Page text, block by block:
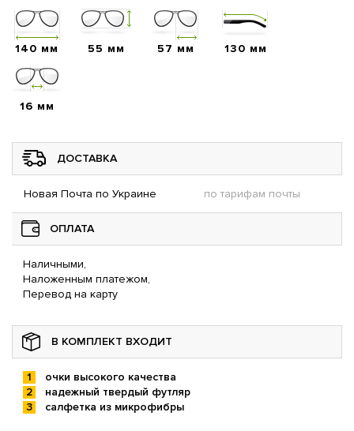
140 мм 55 мм 57 мм 130 мм
16 мм
ДОСТАВКА
Новая Почта по Украине по тарифам почты
ОПЛАТА
Наличными,
Наложенным платежом,
Перевод на карту
В КОМПЛЕКТ ВХОДИТ
очки высокого качества
надежный твердый футляр
салфетка из микрофибры